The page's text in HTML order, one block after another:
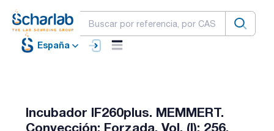
España
Incubador IF260plus. MEMMERT.
Convección: Forzada. Vol. (l): 256.